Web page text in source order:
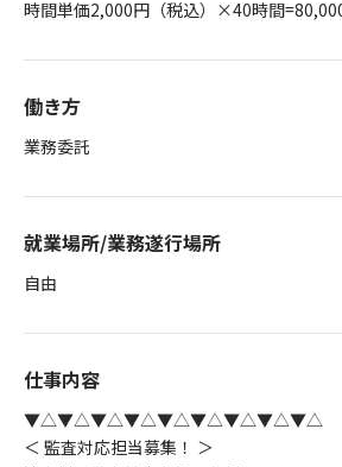
時間単価2,000円（税込）×40時間=80,000
働き方
業務委託
就業場所/業務遂行場所
自由
仕事内容
▼△▼△▼△▼△▼△▼△▼△▼△▼△
＜ 監査対応担当募集！ ＞